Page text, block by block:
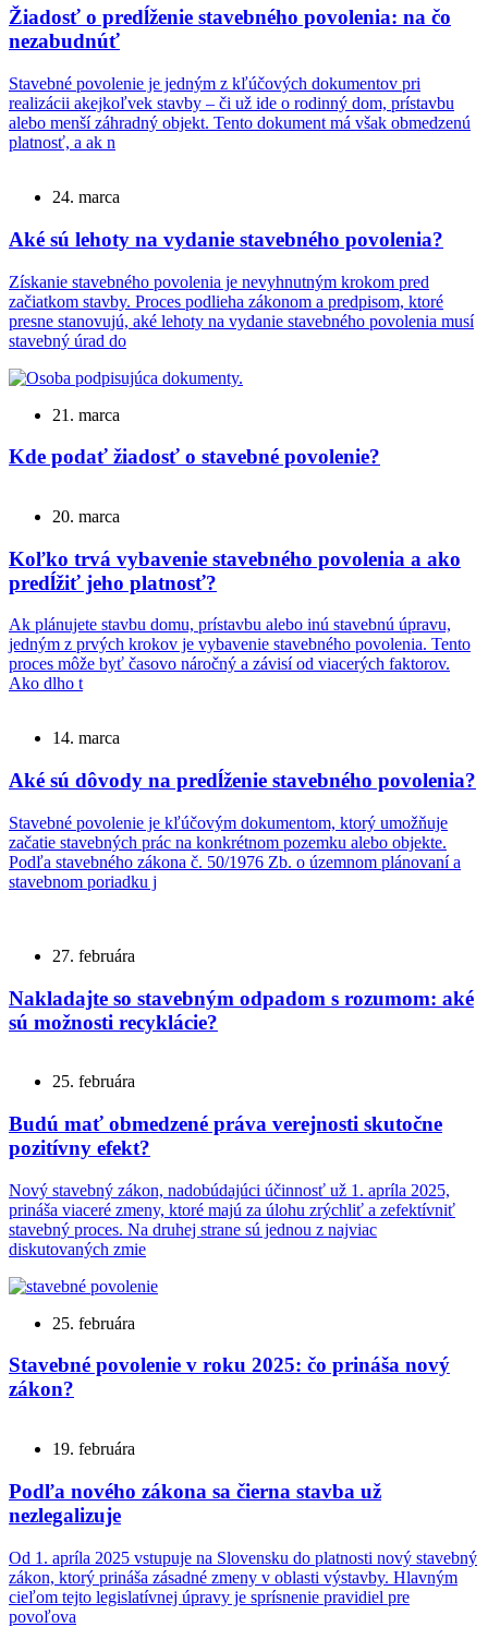
Žiadosť o predĺženie stavebného povolenia: na čo
nezabudnúť
Stavebné povolenie je jedným z kľúčových dokumentov pri
realizácii akejkoľvek stavby – či už ide o rodinný dom, prístavbu
alebo menší záhradný objekt. Tento dokument má však obmedzenú
platnosť, a ak n
24. marca
Aké sú lehoty na vydanie stavebného povolenia?
Získanie stavebného povolenia je nevyhnutným krokom pred
začiatkom stavby. Proces podlieha zákonom a predpisom, ktoré
presne stanovujú, aké lehoty na vydanie stavebného povolenia musí
stavebný úrad do
21. marca
​Kde podať žiadosť o stavebné povolenie?
20. marca
Koľko trvá vybavenie stavebného povolenia a ako
predĺžiť jeho platnosť?
Ak plánujete stavbu domu, prístavbu alebo inú stavebnú úpravu,
jedným z prvých krokov je vybavenie stavebného povolenia. Tento
proces môže byť časovo náročný a závisí od viacerých faktorov.
Ako dlho t
14. marca
Aké sú dôvody na predĺženie stavebného povolenia?
Stavebné povolenie je kľúčovým dokumentom, ktorý umožňuje
začatie stavebných prác na konkrétnom pozemku alebo objekte.
Podľa stavebného zákona č. 50/1976 Zb. o územnom plánovaní a
stavebnom poriadku j
27. februára
Nakladajte so stavebným odpadom s rozumom: aké
sú možnosti recyklácie?
25. februára
Budú mať obmedzené práva verejnosti skutočne
pozitívny efekt?
Nový stavebný zákon, nadobúdajúci účinnosť už 1. apríla 2025,
prináša viaceré zmeny, ktoré majú za úlohu zrýchliť a zefektívniť
stavebný proces. Na druhej strane sú jednou z najviac
diskutovaných zmie
25. februára
Stavebné povolenie v roku 2025: čo prináša nový
zákon?
19. februára
Podľa nového zákona sa čierna stavba už
nezlegalizuje
Od 1. apríla 2025 vstupuje na Slovensku do platnosti nový stavebný
zákon, ktorý prináša zásadné zmeny v oblasti výstavby. Hlavným
cieľom tejto legislatívnej úpravy je sprísnenie pravidiel pre
povoľova